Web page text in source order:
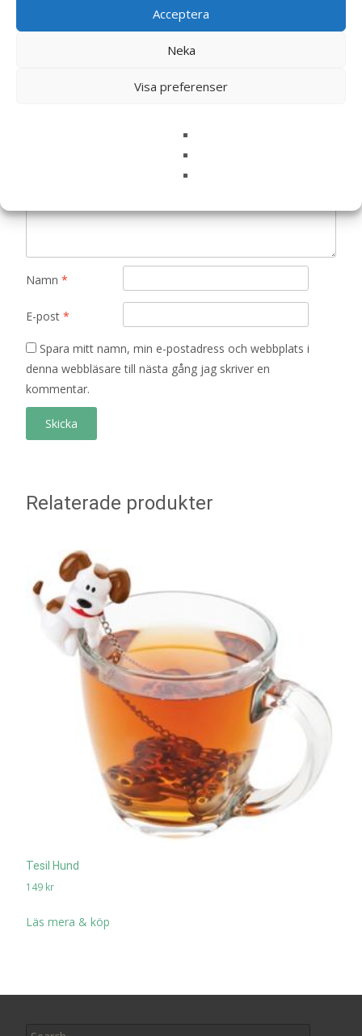
Acceptera
Neka
Visa preferenser
Bli först med att recensera ”Rund vas i
stengods, naturvit (13 x 14 cm) – Ernst
Namn *
E-post *
Spara mitt namn, min e-postadress och webbplats i
denna webbläsare till nästa gång jag skriver en
kommentar.
Relaterade produkter
Tesil Hund
149 kr
Läs mera & köp